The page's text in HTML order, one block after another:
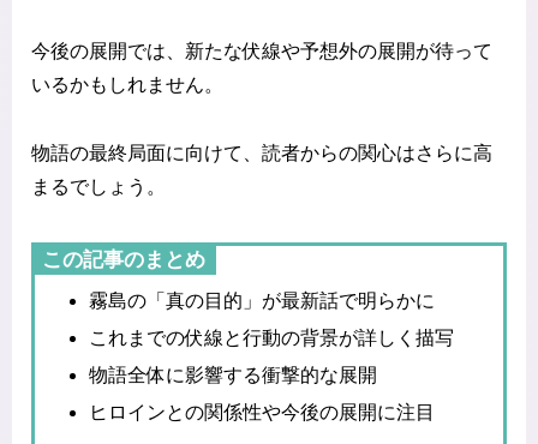
今後の展開では、新たな伏線や予想外の展開が待って
いるかもしれません。
物語の最終局面に向けて、読者からの関心はさらに高
まるでしょう。
この記事のまとめ
霧島の「真の目的」が最新話で明らかに
これまでの伏線と行動の背景が詳しく描写
物語全体に影響する衝撃的な展開
ヒロインとの関係性や今後の展開に注目